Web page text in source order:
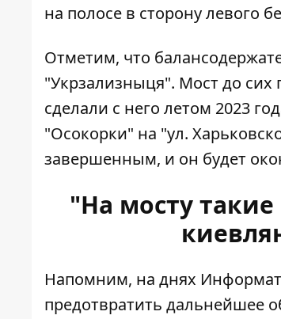
на полосе в сторону левого
Отметим, что
"Укрзализныця". Мост до сих
сделали с него летом 2023
"Осокорки" на "ул.
завершенным, и он будет
"На мосту
Напомним, на днях
предотвратить дальнейшее